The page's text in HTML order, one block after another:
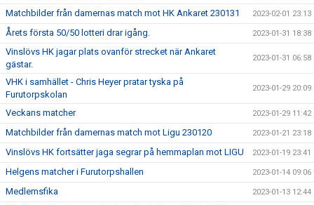
Matchbilder från damernas match mot HK Ankaret 230131 2023-02-01 23:13
Årets första 50/50 lotteri drar igång. 2023-01-31 18:38
Vinslövs HK jagar plats ovanför strecket när Ankaret
gästar.
2023-01-31 06:58
VHK i samhället - Chris Heyer pratar tyska på
Furutorpskolan
2023-01-29 20:09
Veckans matcher 2023-01-29 11:42
Matchbilder från damernas match mot Ligu 230120 2023-01-21 23:18
Vinslövs HK fortsätter jaga segrar på hemmaplan mot LIGU 2023-01-19 23:41
Helgens matcher i Furutorpshallen 2023-01-14 09:06
Medlemsfika 2023-01-13 12:44